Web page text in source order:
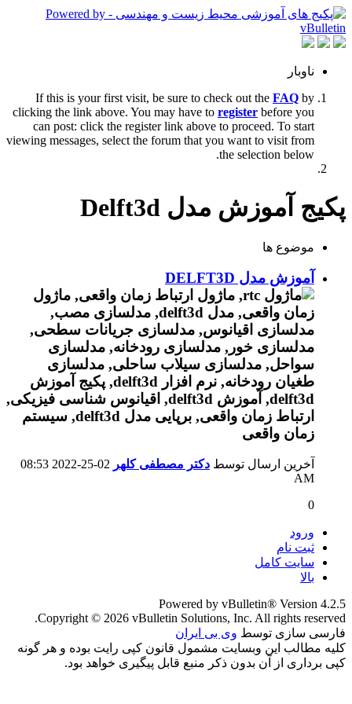
ناوبار
If this is your first visit, be sure to check out the FAQ by
clicking the link above. You may have to register before you
can post: click the register link above to proceed. To start
viewing messages, select the forum that you want to visit from
the selection below.
پکیج آموزش مدل Delft3d
موضوع ها
آموزش مدل DELFT3D
آخرین ارسال توسط دکتر مصطفی کلهر
08:53
AM
0
ورود
ثبت نام
سایت کامل
بالا
Powered by vBulletin® Version 4.2.5
Copyright © 2026 vBulletin Solutions, Inc. All rights reserved.
فارسی سازی توسط وی بی ایران
کلیه مطالب این وبسایت مشمول قانون کپی رایت بوده و هر گونه
کپی برداری از آن بدون ذکر منبع قابل پیگیری خواهد بود.